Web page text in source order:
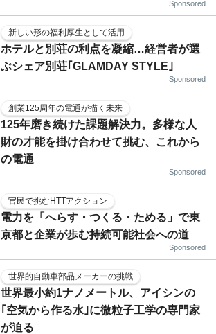
Sponsored
新しい形の福利厚生として活用
ホテルと別荘の利点を凝縮…経営者が選
ぶシェア別荘｢GLAMDAY STYLE｣
Sponsored
創業125周年の電通が描く未来
125年磨き続けた課題解決力。多様な人
財の才能を掛け合わせて挑む、これから
の電通
Sponsored
官民で挑むHTTアクション
電力を「へらす・つくる・ためる」で東
京都と企業が歩む持続可能社会への道
Sponsored
世界的自動車部品メーカーの挑戦
世界最小約1ナノメートル、アイシンの
｢空気から作る水｣に微粒子工学の専門家
が迫る